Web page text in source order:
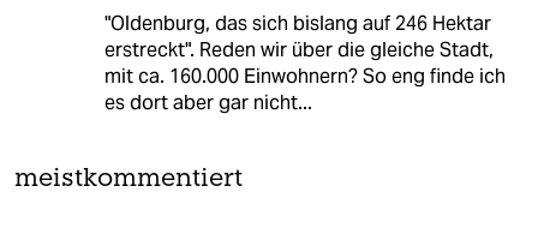
"Oldenburg, das sich bislang auf 246 Hektar
erstreckt". Reden wir über die gleiche Stadt,
mit ca. 160.000 Einwohnern? So eng finde ich
es dort aber gar nicht...
meistkommentiert